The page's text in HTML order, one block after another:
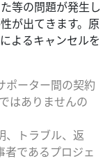
等の問題が発生し
が出てきます。原
よるキャンセルを
ポーター間の契約
はありませんの
、トラブル、返
者であるプロジェ